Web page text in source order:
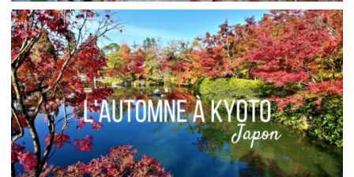
JAPON // TOGANO ET TAKAO, DEUX VILLAGES À
VISITER PRÈS DE KYOTO
Audrey Asie,Blog